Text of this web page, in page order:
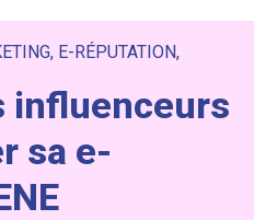
, E-RÉPUTATION,
influenceurs
sa e-